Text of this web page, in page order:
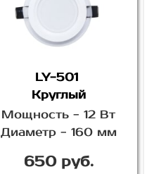
LY-501
Круглый
Мощность - 12 Вт
Диаметр - 160 мм
650 руб.